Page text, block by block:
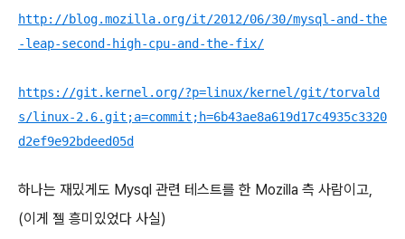
http://blog.mozilla.org/it/2012/06/30/mysql-and-the
-leap-second-high-cpu-and-the-fix/
https://git.kernel.org/?p=linux/kernel/git/torvald
s/linux-2.6.git;a=commit;h=6b43ae8a619d17c4935c3320
d2ef9e92bdeed05d
하나는 재밌게도 Mysql 관련 테스트를 한 Mozilla 측 사람이고,
(이게 젤 흥미있었다 사실)